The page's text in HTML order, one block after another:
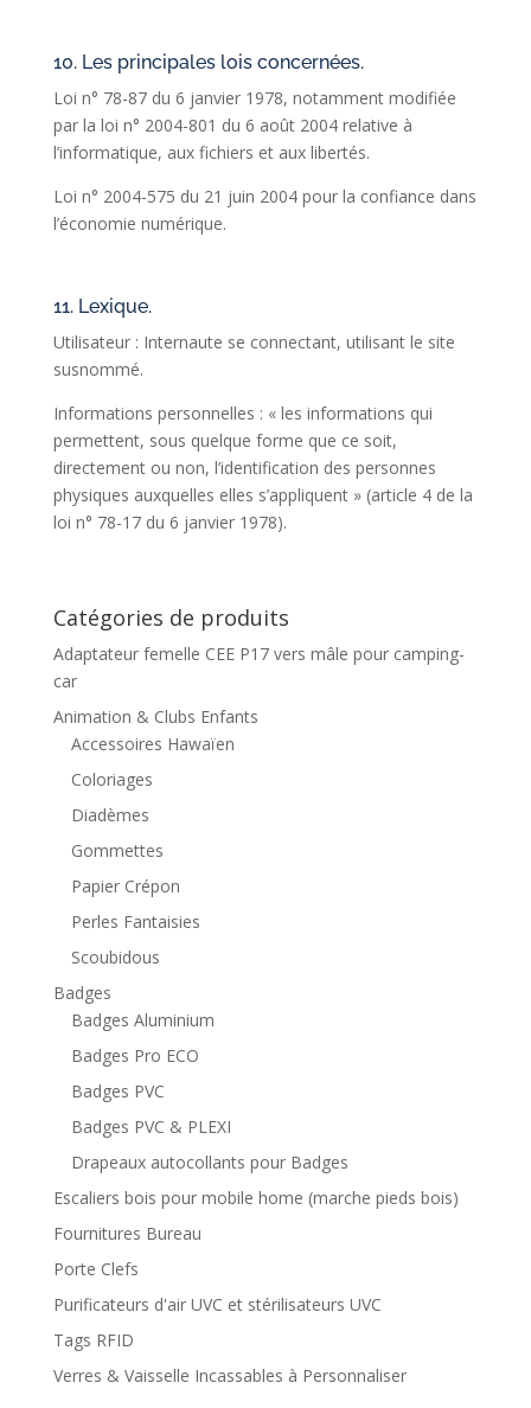
10. Les principales lois concernées.
Loi n° 78-87 du 6 janvier 1978, notamment modifiée
par la loi n° 2004-801 du 6 août 2004 relative à
l’informatique, aux fichiers et aux libertés.
Loi n° 2004-575 du 21 juin 2004 pour la confiance dans
l’économie numérique.
11. Lexique.
Utilisateur : Internaute se connectant, utilisant le site
susnommé.
Informations personnelles : « les informations qui
permettent, sous quelque forme que ce soit,
directement ou non, l’identification des personnes
physiques auxquelles elles s’appliquent » (article 4 de la
loi n° 78-17 du 6 janvier 1978).
Catégories de produits
Adaptateur femelle CEE P17 vers mâle pour camping-
car
Animation & Clubs Enfants
Accessoires Hawaïen
Coloriages
Diadèmes
Gommettes
Papier Crépon
Perles Fantaisies
Scoubidous
Badges
Badges Aluminium
Badges Pro ECO
Badges PVC
Badges PVC & PLEXI
Drapeaux autocollants pour Badges
Escaliers bois pour mobile home (marche pieds bois)
Fournitures Bureau
Porte Clefs
Purificateurs d'air UVC et stérilisateurs UVC
Tags RFID
Verres & Vaisselle Incassables à Personnaliser